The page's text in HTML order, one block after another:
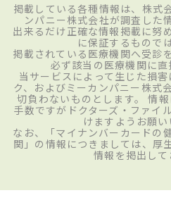
掲載している各種情報は、株式
ンパニー株式会社が調査した
出来るだけ正確な情報掲載に努
に保証するもので
掲載されている医療機関へ受診
必ず該当の医療機関に直
当サービスによって生じた損
ク、およびミーカンパニー株式
切負わないものとします。 情
手数ですがドクターズ・ファイ
けますようお願い
なお、「マイナンバーカードの
関」の情報につきましては、厚
情報を掲出して